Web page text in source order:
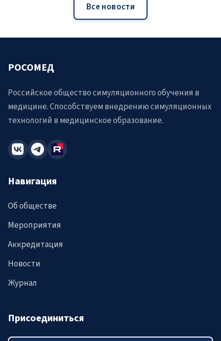
Все новости
РОСОМЕД
Российское общество симуляционного обучения в
медицине. Способствуем внедрению симуляционных
технологий в медицинское образование.
Навигация
Об обществе
Мероприятия
Аккредитация
Новости
Журнал
Присоединиться